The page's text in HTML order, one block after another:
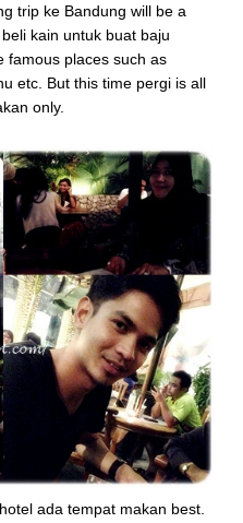
trip ke Bandung will be a
kain untuk buat baju
famous places such as
etc. But this time pergi is all
only.
ada tempat makan best.